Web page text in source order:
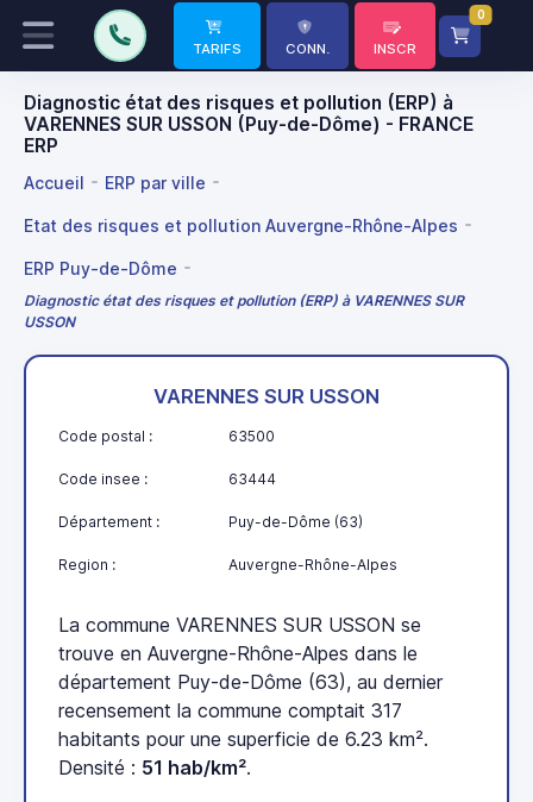
TARIFS CONN. INSCR
0
Diagnostic état des risques et pollution (ERP) à
VARENNES SUR USSON (Puy-de-Dôme) - FRANCE
ERP
Accueil ERP par ville
Etat des risques et pollution Auvergne-Rhône-Alpes
ERP Puy-de-Dôme
Diagnostic état des risques et pollution (ERP) à VARENNES SUR
USSON
VARENNES SUR USSON
Code postal : 63500
Code insee : 63444
Département : Puy-de-Dôme (63)
Region : Auvergne-Rhône-Alpes
La commune VARENNES SUR USSON se
trouve en Auvergne-Rhône-Alpes dans le
département Puy-de-Dôme (63), au dernier
recensement la commune comptait 317
habitants pour une superficie de 6.23 km².
Densité : 51 hab/km².